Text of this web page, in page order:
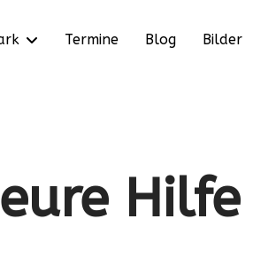
Termine Blog Bilder
Hilfe